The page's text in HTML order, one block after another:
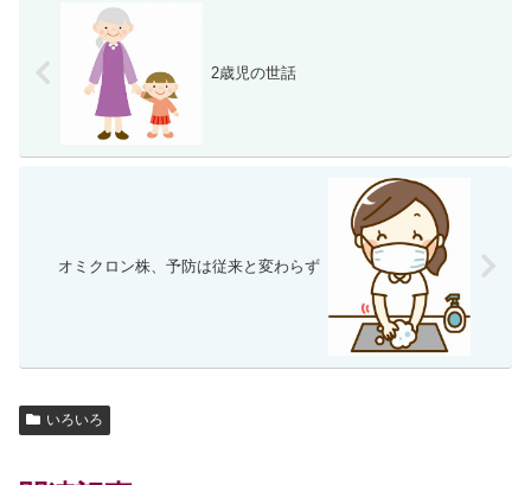
2歳児の世話
オミクロン株、予防は従来と変わらず
いろいろ